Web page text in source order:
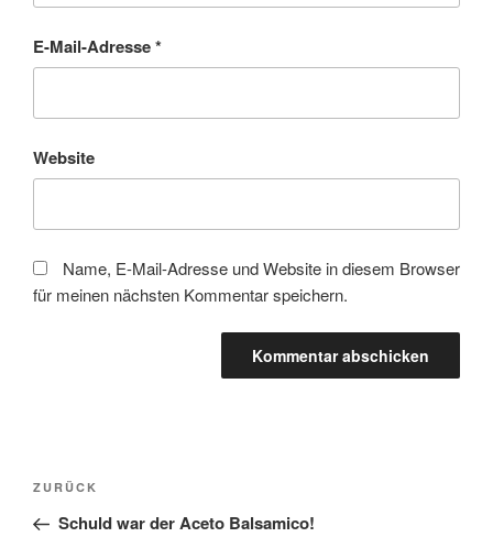
E-Mail-Adresse*
Website
Name, E-Mail-Adresse und Website in diesem Browser
für meinen nächsten Kommentar speichern.
Beitragsnavigation
Vorheriger
Beitrag
ZURÜCK
Schuld war der Aceto Balsamico!